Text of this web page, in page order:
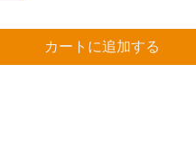
カートに追加する